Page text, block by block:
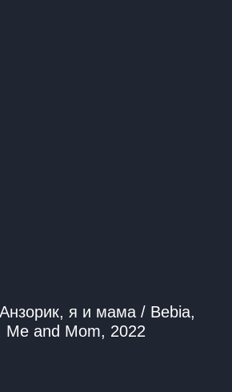
я и мама / Bebia,
Me and Mom, 2022